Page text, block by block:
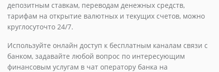
депозитным ставкам, переводам денежных средств,
тарифам на открытие валютных и текущих счетов, можно
круглосуточто 24/7.
Используйте онлайн доступ к бесплатным каналам связи с
банком, задавайте любой вопрос по интересующим
финансовым услугам в чат оператору банка на